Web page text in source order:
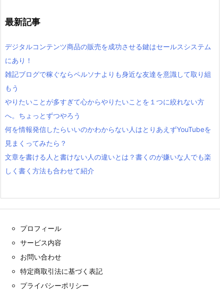
最新記事
デジタルコンテンツ商品の販売を成功させる鍵はセールスシステム
にあり！
雑記ブログで稼ぐならペルソナよりも身近な友達を意識して取り組
もう
やりたいことが多すぎて心からやりたいことを１つに絞れない方
へ。ちょっとずつやろう
何を情報発信したらいいのかわからない人はとりあえずYouTubeを
見まくってみたら？
文章を書ける人と書けない人の違いとは？書くのが嫌いな人でも楽
しく書く方法も合わせて紹介
プロフィール
サービス内容
お問い合わせ
特定商取引法に基づく表記
プライバシーポリシー